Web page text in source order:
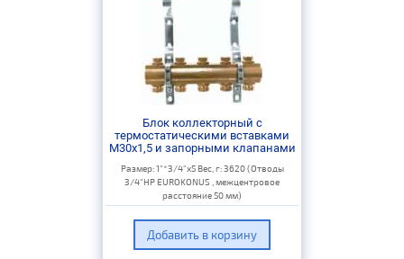
Блок коллекторный с
термостатическими вставками
M30x1,5 и запорными клапанами
Размер: 1"*3/4"х5 Вес, г: 3620 (Отводы
3/4"НР EUROKONUS , межцентровое
расстояние 50 мм)